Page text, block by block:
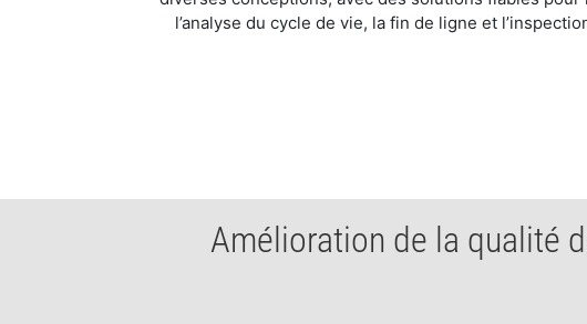
l’analyse du cycle de vie, la fin de ligne et
​Amélioration de la qualité